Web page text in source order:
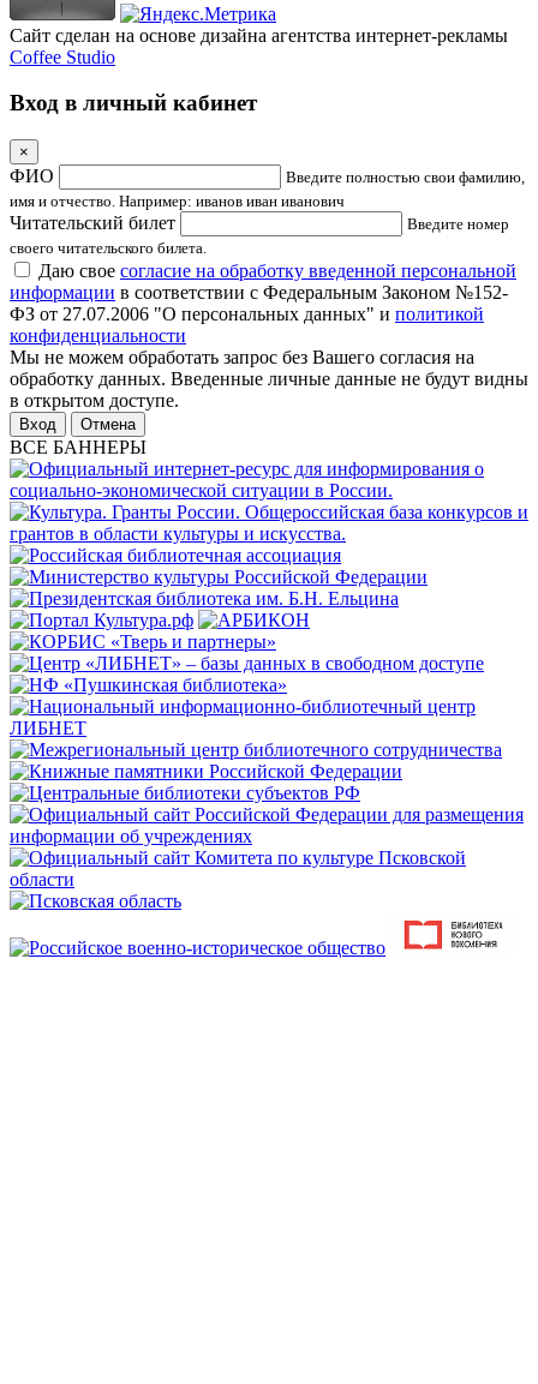
Сайт сделан на основе дизайна агентства интернет-рекламы
Coffee Studio
Вход в личный кабинет
×
ФИО
Введите полностью свои фамилию,
имя и отчество. Например: иванов иван иванович
Читательский билет
Введите номер
своего читательского билета.
Даю свое согласие на обработку введенной персональной
информации в соответствии с Федеральным Законом №152-
ФЗ от 27.07.2006 "О персональных данных" и политикой
конфиденциальности
Мы не можем обработать запрос без Вашего согласия на
обработку данных. Введенные личные данные не будут видны
в открытом доступе.
Отмена
ВСЕ БАННЕРЫ